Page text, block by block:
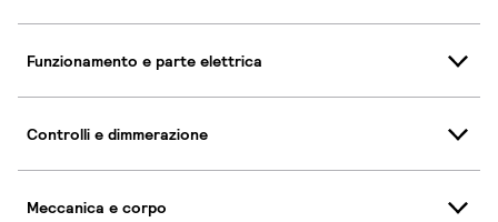
Funzionamento e parte elettrica
Controlli e dimmerazione
Meccanica e corpo